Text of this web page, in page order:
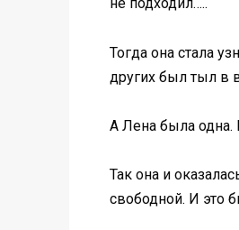
не подходил…..
Тогда она стала
других был тыл в
А Лена была одна.
Так она и
свободной. И это